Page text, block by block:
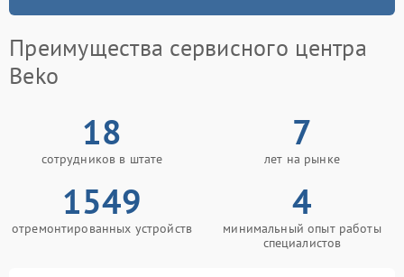
Преимущества сервисного центра
Beko
18
сотрудников в штате
7
лет на рынке
1549
отремонтированных устройств
4
минимальный опыт работы
специалистов